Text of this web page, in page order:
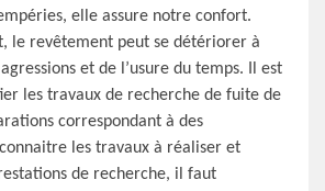
elle assure notre confort.
le revêtement peut se détériorer à
et de l’usure du temps. Il est
les travaux de recherche de fuite de
correspondant à des
les travaux à réaliser et
de recherche, il faut